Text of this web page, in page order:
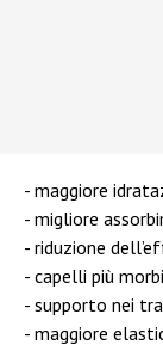
maggiore
migliore
riduzione
capelli più
supporto nei
maggiore